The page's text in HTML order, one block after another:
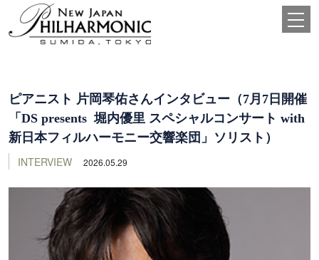
ピアニスト 片岡琴佑さんインタビュー（7月7日開催
「DS presents 堀内優里 スペシャルコンサート with
新日本フィルハーモニー交響楽団」ソリスト）
INTERVIEW
2026.05.29